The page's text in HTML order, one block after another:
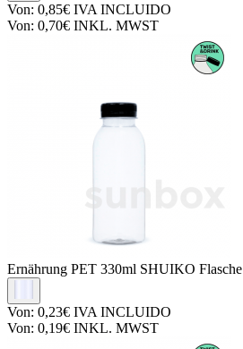
Von: 0,85€ IVA INCLUIDO
Von: 0,70€ INKL. MWST
Ernährung PET 330ml SHUIKO Flasche
Von: 0,23€ IVA INCLUIDO
Von: 0,19€ INKL. MWST